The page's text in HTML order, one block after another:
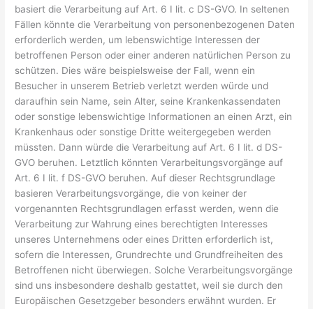
basiert die Verarbeitung auf Art. 6 I lit. c DS-GVO. In seltenen
Fällen könnte die Verarbeitung von personenbezogenen Daten
erforderlich werden, um lebenswichtige Interessen der
betroffenen Person oder einer anderen natürlichen Person zu
schützen. Dies wäre beispielsweise der Fall, wenn ein
Besucher in unserem Betrieb verletzt werden würde und
daraufhin sein Name, sein Alter, seine Krankenkassendaten
oder sonstige lebenswichtige Informationen an einen Arzt, ein
Krankenhaus oder sonstige Dritte weitergegeben werden
müssten. Dann würde die Verarbeitung auf Art. 6 I lit. d DS-
GVO beruhen. Letztlich könnten Verarbeitungsvorgänge auf
Art. 6 I lit. f DS-GVO beruhen. Auf dieser Rechtsgrundlage
basieren Verarbeitungsvorgänge, die von keiner der
vorgenannten Rechtsgrundlagen erfasst werden, wenn die
Verarbeitung zur Wahrung eines berechtigten Interesses
unseres Unternehmens oder eines Dritten erforderlich ist,
sofern die Interessen, Grundrechte und Grundfreiheiten des
Betroffenen nicht überwiegen. Solche Verarbeitungsvorgänge
sind uns insbesondere deshalb gestattet, weil sie durch den
Europäischen Gesetzgeber besonders erwähnt wurden. Er